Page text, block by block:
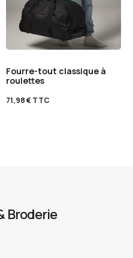
Fourre-tout classique à
roulettes
71,98€TTC
Broderie